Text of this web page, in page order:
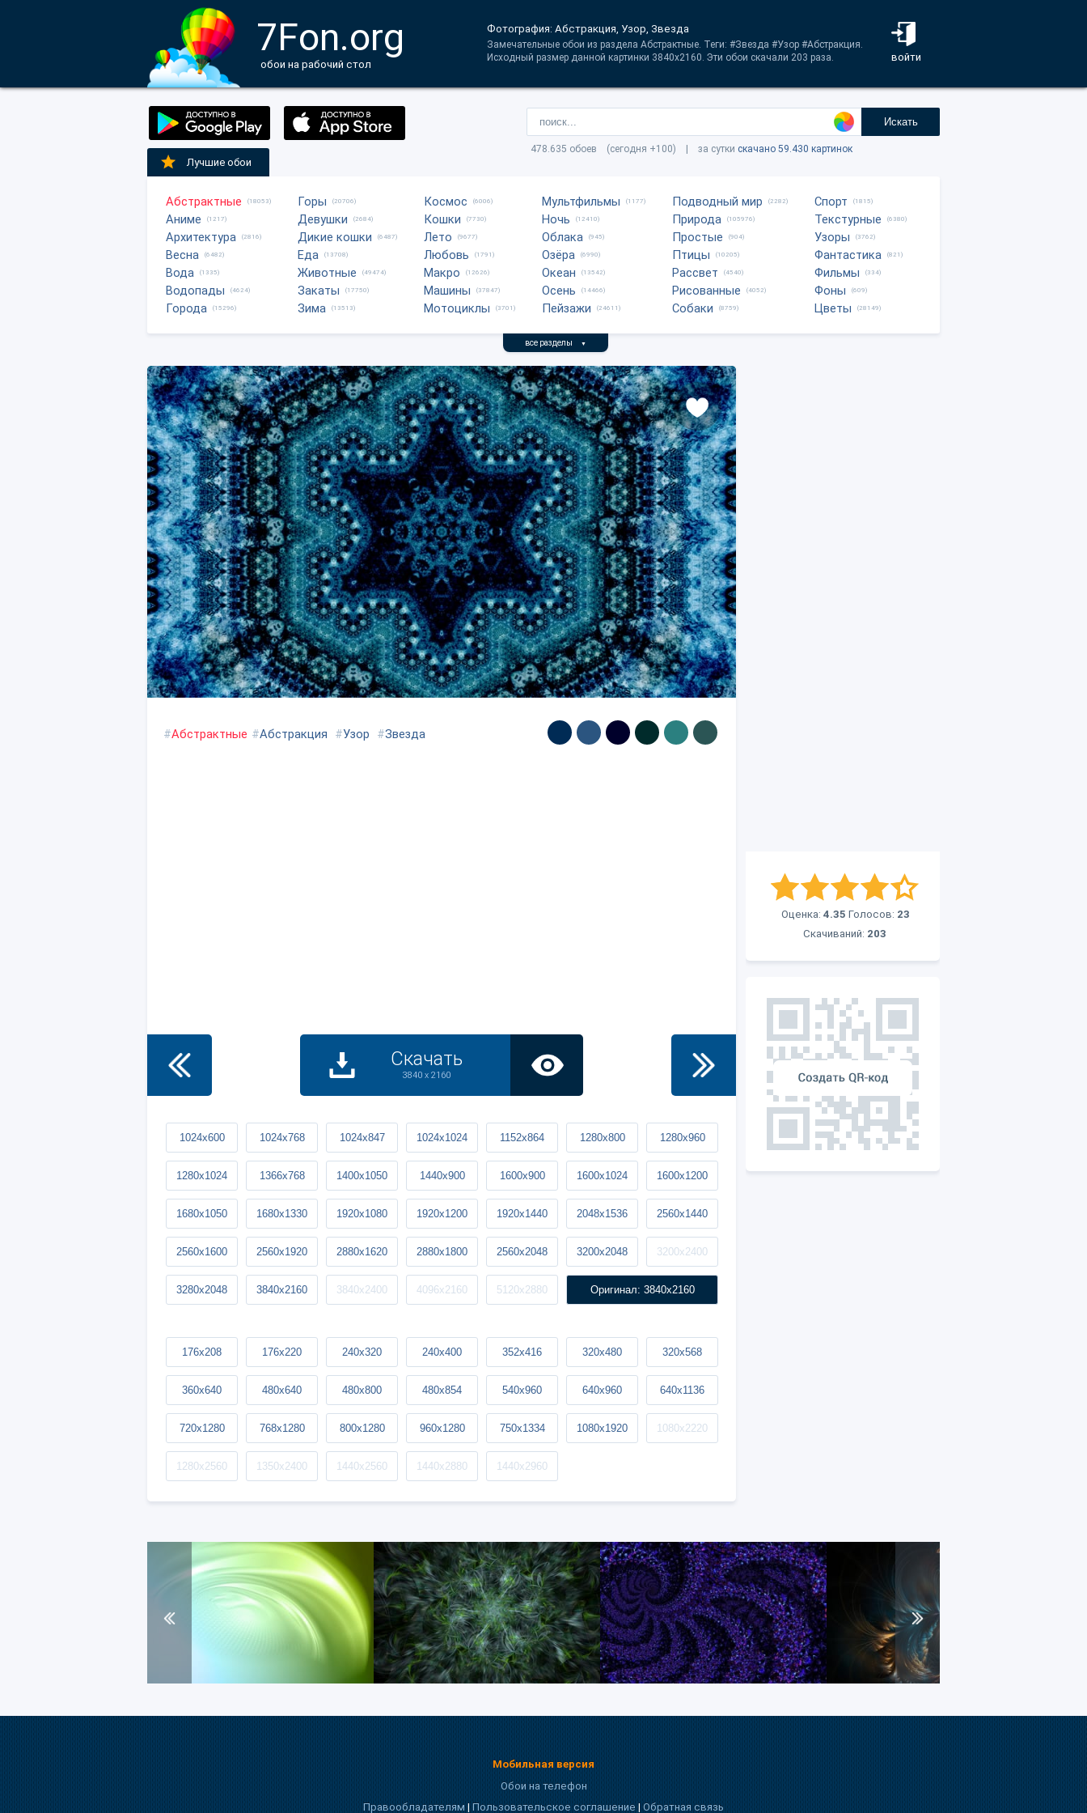
7Fon.org
обои на рабочий стол
войти
Фотография: Абстракция, Узор, Звезда
Замечательные обои из раздела Абстрактные. Теги: #Звезда #Узор #Абстракция.
Исходный размер данной картинки 3840x2160. Эти обои скачали 203 раза.
Искать
478.635 обоев (сегодня +100) | за сутки скачано 59.430 картинок
Лучшие обои
Абстрактные (18053)
Аниме (1217)
Архитектура (2816)
Весна (6482)
Вода (1335)
Водопады (4624)
Города (15296)
Горы (20706)
Девушки (2684)
Дикие кошки (6487)
Еда (13708)
Животные (49474)
Закаты (17750)
Зима (13513)
Космос (6006)
Кошки (7730)
Лето (9677)
Любовь (1791)
Макро (12626)
Машины (37847)
Мотоциклы (3701)
Мультфильмы (1177)
Ночь (12410)
Облака (945)
Озёра (6990)
Океан (13542)
Осень (14466)
Пейзажи (24611)
Подводный мир (2282)
Природа (105976)
Простые (904)
Птицы (10205)
Рассвет (4540)
Рисованные (4052)
Собаки (8759)
Спорт (1815)
Текстурные (6380)
Узоры (3762)
Фантастика (821)
Фильмы (334)
Фоны (609)
Цветы (28149)
все разделы ▼
Оценка: 4.35 Голосов: 23
Скачиваний: 203
#Абстрактные #Абстракция #Узор #Звезда
Скачать
3840 x 2160
1024x600 1024x768 1024x847 1024x1024 1152x864 1280x800 1280x960
1280x1024 1366x768 1400x1050 1440x900 1600x900 1600x1024 1600x1200
1680x1050 1680x1330 1920x1080 1920x1200 1920x1440 2048x1536 2560x1440
2560x1600 2560x1920 2880x1620 2880x1800 2560x2048 3200x2048 3200x2400
3280x2048 3840x2160 3840x2400 4096x2160 5120x2880 Оригинал: 3840x2160
176x208 176x220 240x320 240x400 352x416 320x480 320x568
360x640 480x640 480x800 480x854 540x960 640x960 640x1136
720x1280 768x1280 800x1280 960x1280 750x1334 1080x1920 1080x2220
1280x2560 1350x2400 1440x2560 1440x2880 1440x2960
Мобильная версия
Обои на телефон
Правообладателям|Пользовательское соглашение|Обратная связь